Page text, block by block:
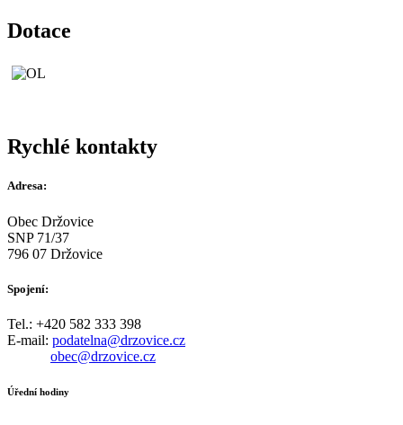
Dotace
Rychlé kontakty
Adresa:
Obec Držovice
SNP 71/37
796 07 Držovice
Spojení:
Tel.: +420 582 333 398
E-mail: podatelna@drzovice.cz
obec@drzovice.cz
Úřední hodiny